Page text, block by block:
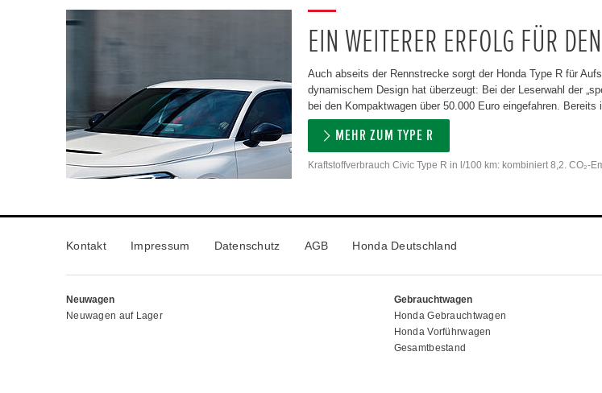
EIN WEITERER ERFOLG FÜR
Auch abseits der Rennstrecke sorgt der Honda Type R für
dynamischem Design hat überzeugt: Bei der Leserwahl der
bei den Kompaktwagen über 50.000 Euro eingefahren.
MEHR ZUM TYPE R
Kraftstoffverbrauch Civic Type R in l/100 km: kombiniert 8,2. CO₂-
Kontakt Impressum Datenschutz AGB Honda Deutschland
Neuwagen
Neuwagen auf Lager
Gebrauchtwagen
Honda Gebrauchtwagen
Honda Vorführwagen
Gesamtbestand